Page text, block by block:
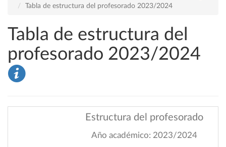
Tabla de estructura del profesorado 2023/2024
Tabla de estructura del
profesorado 2023/2024
Estructura del profesorado
Año académico: 2023/2024